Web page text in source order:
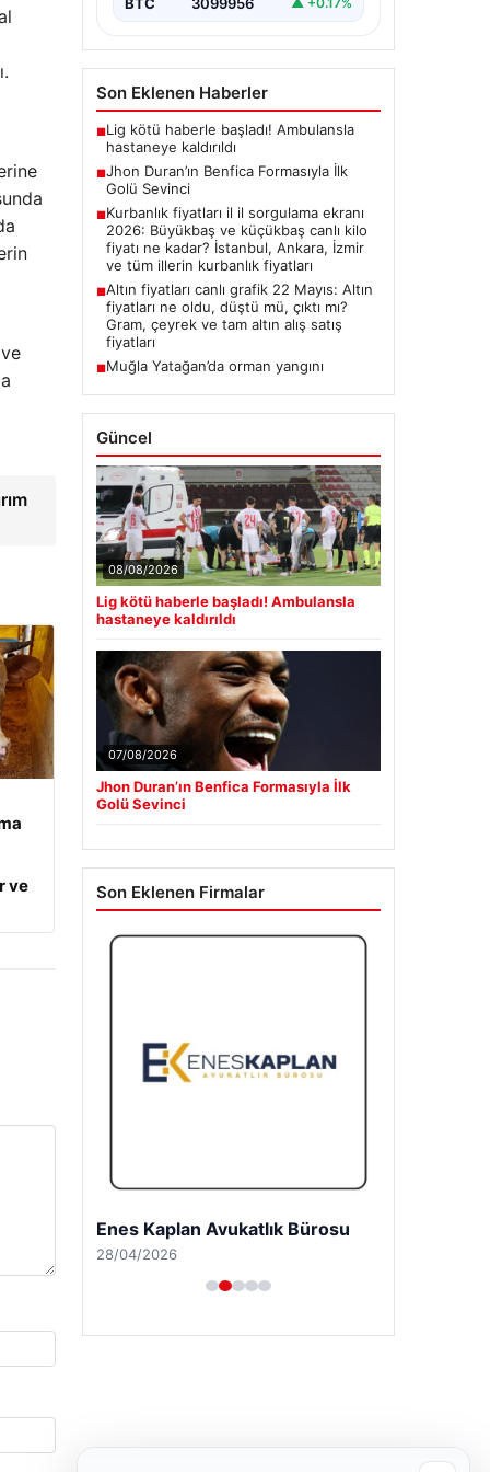
ve
Son Eklenen Haberler
■Lig kötü haberle başladı! Ambulansla
hastaneye kaldırıldı
■Jhon Duran’ın Benfica Formasıyla İlk
Golü Sevinci
■Kurbanlık fiyatları il il sorgulama ekranı
2026: Büyükbaş ve küçükbaş canlı kilo
fiyatı ne kadar? İstanbul, Ankara, İzmir
ve tüm illerin kurbanlık fiyatları
■Altın fiyatları canlı grafik 22 Mayıs: Altın
fiyatları ne oldu, düştü mü, çıktı mı?
Gram, çeyrek ve tam altın alış satış
fiyatları
■Muğla Yatağan’da orman yangını
Güncel
08/08/2026
Lig kötü haberle başladı! Ambulansla
hastaneye kaldırıldı
07/08/2026
Jhon Duran’ın Benfica Formasıyla İlk
Golü Sevinci
Son Eklenen Firmalar
Enes Kaplan Avukatlık Bürosu
28/04/2026